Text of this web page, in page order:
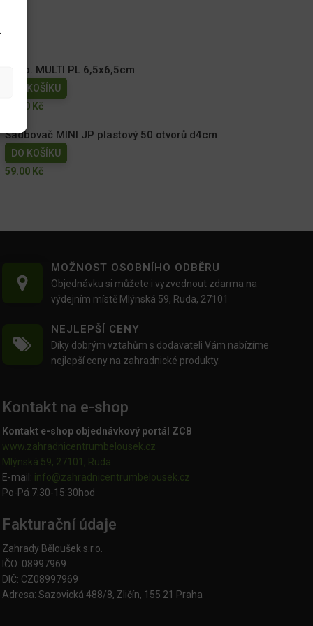
Sadb. MULTI PL 6,5x6,5cm
DO KOŠÍKU
29.00 Kč
Sadbovač MINI JP plastový 50 otvorů d4cm
DO KOŠÍKU
59.00 Kč
MOŽNOST OSOBNÍHO ODBĚRU
Objednávku si můžete i vyzvednout zdarma na
výdejním místě Mlýnská 59, Ruda, 27101
NEJLEPŠÍ CENY
Díky dobrým vztahům s dodavateli Vám nabízíme
nejlepší ceny na zahradnické produkty.
Kontakt na e-shop
Kontakt e-shop objednávkový portál ZCB
www.zahradnicentrumbelousek.cz
Mlýnská 59, 27101, Ruda
E-mail: info@zahradnicentrumbelousek.cz
Po-Pá 7:30-15:30hod
Fakturační údaje
Zahrady Běloušek s.r.o.
IČO: 08997969
DIČ: CZ08997969
Adresa: Sazovická 488/8, Zličín, 155 21 Praha